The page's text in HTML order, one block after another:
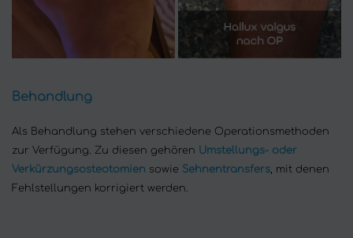
Behandlung
Als Behandlung stehen verschiedene Operationsmethoden
zur Verfügung. Zu diesen gehören Umstellungs- oder
Verkürzungsosteotomien sowie Sehnentransfers, mit denen
Fehlstellungen korrigiert werden.